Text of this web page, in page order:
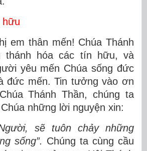
hữu
em thân mến! Chúa Thánh
thánh hóa các tín hữu, và
yêu mến Chúa sống đức
đức mến. Tin tưởng vào ơn
Thánh Thần, chúng ta
những lời nguyện xin:
sẽ tuôn chảy những
sống”. Chúng ta cùng cầu